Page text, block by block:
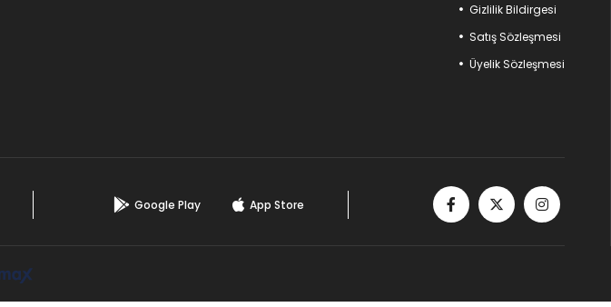
Gizlilik Bildirgesi
Satış Sözleşmesi
Üyelik Sözleşmesi
Google Play App Store